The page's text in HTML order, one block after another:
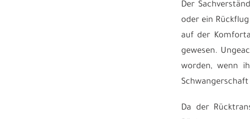
Der
oder ein
auf der
gewesen.
worden, wenn
Da der